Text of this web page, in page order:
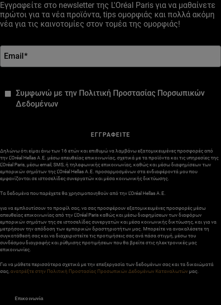
Εγγραφείτε στο newsletter της L'Oréal Paris για να μαθαίνετε
πρώτοι για τα νέα προϊόντα, tips ομορφιάς και πολλά ακόμη
νέα για τις καινοτομίες στον τομέα της ομορφιάς!
Email*
Συμφωνώ με την Πολιτική Προστασίας Πορσωπικών
Δεδομένων
ΕΓΓΡΑΦΕΙΤΕ
Δηλώνω ότι είμαι άνω των 16 ετών και επιθυμώ να λαμβάνω εξατομικευμένες προσφορές από
την L’Oréal Hellas A.E. μέσω απευθείας επικοινωνίας, σχετικά με τα προϊόντα και τις υπηρεσίες της
L’Oréal Paris, μέσω email, SMS, ή τηλεφωνικής επικοινωνίας, καθώς και μέσω διαφημίσεων των
εμπορικών σημάτων της L’Oréal Hellas A.E. προσαρμοσμένων στα ενδιαφέροντά μου που
εμφανίζονται σε ιστοσελίδες συνεργατών και μέσα κοινωνικής δικτύωσης.
Τα δεδομένα που παρέχετε θα χρησιμοποιηθούν από την L’Oréal Hellas A.E.
για να εμπλουτίσουν το προφίλ σας, να σας προσφέρουν εξατομικευμένες προσφορές μέσω
απευθείας επικοινωνίας από την L’Oréal Paris καθώς και μέσω διαφημίσεων των διαφόρων
εμπορικών σημάτων της σε ιστοσελίδες συνεργατών και μέσα κοινωνικής δικτύωσης, και για να
μετρήσουν την απόδοση των εμπορικών δραστηριοτήτων μας. Μπορείτε να ανακαλέσετε τη
συγκατάθεσή σας και να διαχειριστείτε τις προτιμήσεις σας ανά πάσα στιγμή, μέσω του
συνδέσμου διαγραφής και ρύθμισης προτιμήσεων που θα βρείτε στις ηλεκτρονικές μας
επικοινωνίες.
Για να μάθετε περισσότερα σχετικά με την επεξεργασία των δεδομένων σας και τα δικαιώματά
σας, ανατρέξτε στην Πολιτική Προστασίας Προσωπικών Δεδομένων Καταναλωτώνμας.
Επικοινωνία